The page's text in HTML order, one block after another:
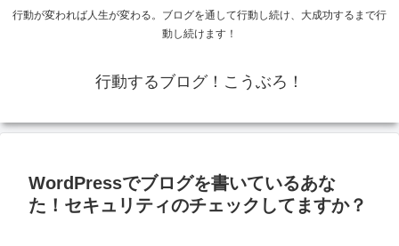
行動が変われば人生が変わる。ブログを通して行動し続け、大成功するまで行
動し続けます！
行動するブログ！こうぶろ！
WordPressでブログを書いているあな
た！セキュリティのチェックしてますか？